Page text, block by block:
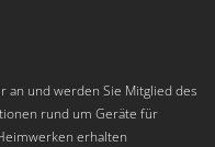
an und werden Sie Mitglied des
rund um Geräte für
erhalten